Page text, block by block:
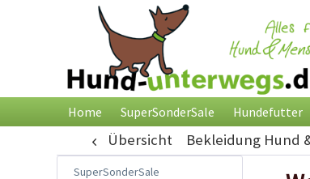
Home SuperSonderSale Hundefutter
Übersicht Bekleidung Hund
SuperSonderSale